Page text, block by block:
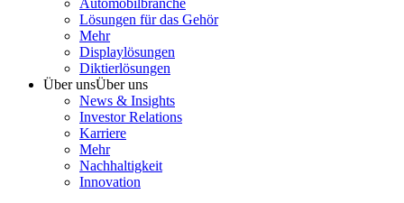
Lösungen für das Gehör
Mehr
Displaylösungen
Diktierlösungen
Über unsÜber uns
News & Insights
Investor Relations
Karriere
Mehr
Nachhaltigkeit
Innovation